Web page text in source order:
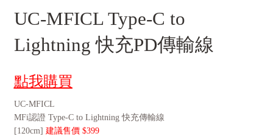
UC-MFICL Type-C to
Lightning 快充PD傳輸線
點我購買
UC-MFICL
MFi認證 Type-C to Lightning 快充傳輸線
[120cm] 建議售價 $399